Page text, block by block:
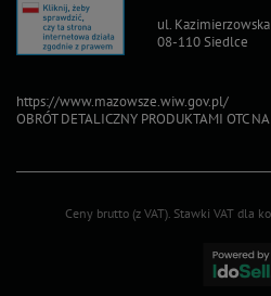
ul.
08-110 Siedlce
https://www.mazowsze.wiw.gov.pl/
OBRÓT DETALICZNY PRODUKTAMI OTC
Ceny brutto (z VAT). Stawki VAT dla